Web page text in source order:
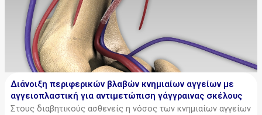
Διάνοιξη περιφερικών βλαβών κνημιαίων αγγείων με
αγγειοπλαστική για αντιμετώπιση γάγγραινας σκέλους
Στους διαβητικούς ασθενείς η νόσος των κνημιαίων αγγείων